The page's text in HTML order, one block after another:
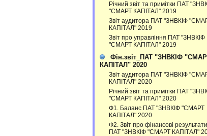
Річний звіт та примітки ПАТ
"СМАРТ КАПІТАЛ" 2019
Звіт аудитора ПАТ "ЗНВКІФ
КАПІТАЛ" 2019
Звіт про управління ПАТ "ЗНВКІФ
"СМАРТ КАПІТАЛ" 2019
Фін.звіт_ПАТ "ЗНВКІФ
КАПІТАЛ" 2020
Звіт аудитора ПАТ "ЗНВКІФ
КАПІТАЛ" 2020
Річний звіт та примітки ПАТ
"СМАРТ КАПІТАЛ" 2020
Ф1. Баланс ПАТ "ЗНВКІФ "СМАРТ
КАПІТАЛ" 2020
Ф2. Звіт про фінансові результати
ПАТ "ЗНВКІФ "СМАРТ КАПІТАЛ"